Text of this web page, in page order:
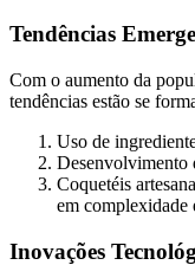
Tendências
Com o aumento da
tendências estão se
Uso de
Desenvolvimento
Coquetéis
em complexidade
Inovações